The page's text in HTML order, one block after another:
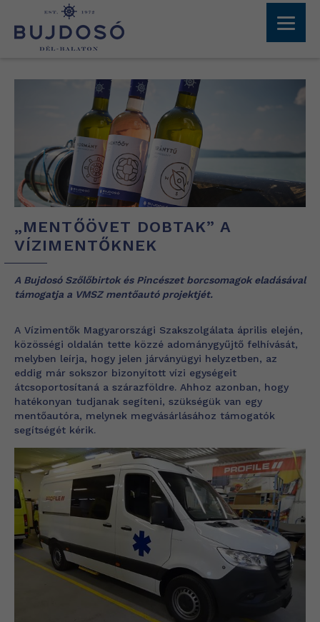
„MENTŐÖVET DOBTAK” A
VÍZIMENTŐKNEK
A Bujdosó Szőlőbirtok és Pincészet borcsomagok eladásával
támogatja a VMSZ mentőautó projektjét.
A Vízimentők Magyarországi Szakszolgálata április elején,
közösségi oldalán tette közzé adománygyűjtő felhívását,
melyben leírja, hogy jelen járványügyi helyzetben, az
eddig már sokszor bizonyított vízi egységeit
átcsoportosítaná a szárazföldre. Ahhoz azonban, hogy
hatékonyan tudjanak segíteni, szükségük van egy
mentőautóra, melynek megvásárlásához támogatók
segítségét kérik.